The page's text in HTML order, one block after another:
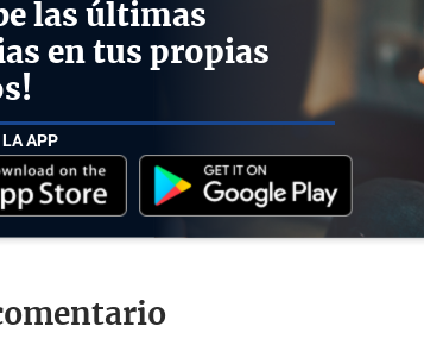
las últimas
en tus propias
LA APP